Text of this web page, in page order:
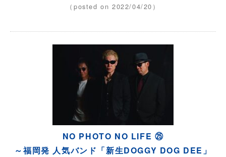
（posted on 2022/04/20）
NO PHOTO NO LIFE ㉕
～福岡発 人気バンド「新生DOGGY DOG DEE」